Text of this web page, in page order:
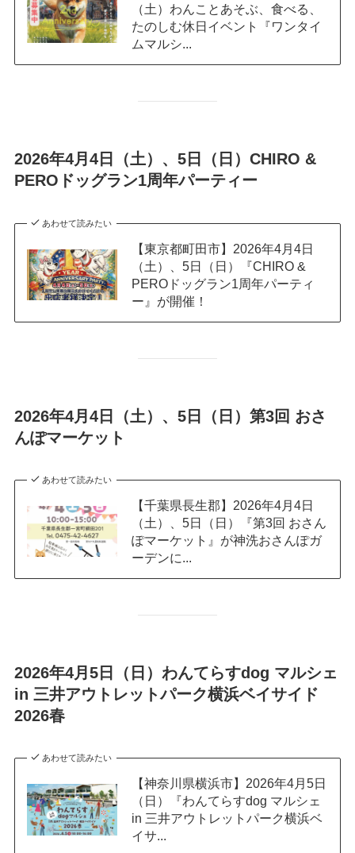
（土）わんことあそぶ、食べる、
たのしむ休日イベント『ワンタイ
ムマルシ...
2026年4月4日（土）、5日（日）CHIRO &
PEROドッグラン1周年パーティー
あわせて読みたい
【東京都町田市】2026年4月4日
（土）、5日（日）『CHIRO &
PEROドッグラン1周年パーティ
ー』が開催！
2026年4月4日（土）、5日（日）第3回 おさ
んぽマーケット
あわせて読みたい
【千葉県長生郡】2026年4月4日
（土）、5日（日）『第3回 おさん
ぽマーケット』が神洗おさんぽガ
ーデンに...
2026年4月5日（日）わんてらすdog マルシェ
in 三井アウトレットパーク横浜ベイサイド
2026春
あわせて読みたい
【神奈川県横浜市】2026年4月5日
（日）『わんてらすdog マルシェ
in 三井アウトレットパーク横浜ベ
イサ...